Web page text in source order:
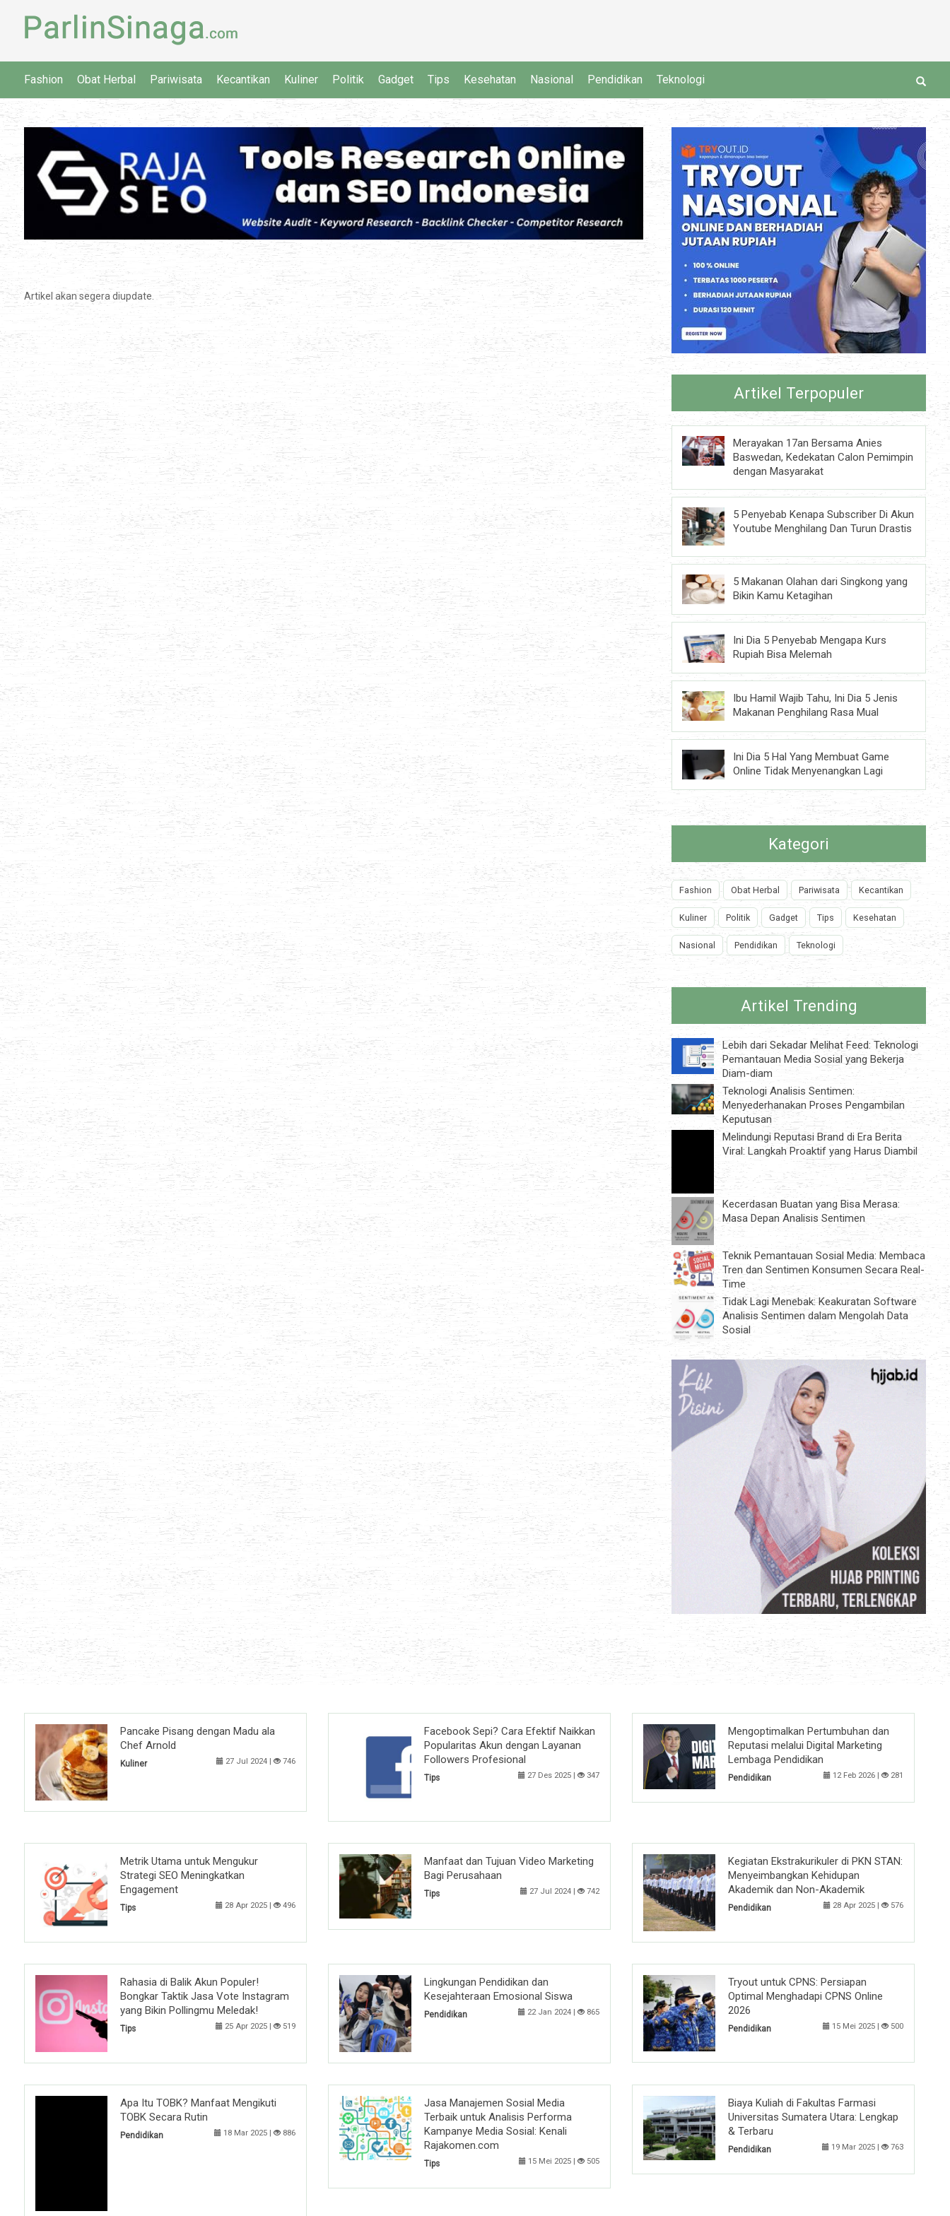
Fashion Obat Herbal Pariwisata Kecantikan Kuliner Politik Gadget Tips Kesehatan Nasional Pendidikan Teknologi
Artikel akan segera diupdate.
Artikel Terpopuler
Merayakan 17an Bersama Anies
Baswedan, Kedekatan Calon Pemimpin
dengan Masyarakat
5 Penyebab Kenapa Subscriber Di Akun
Youtube Menghilang Dan Turun Drastis
5 Makanan Olahan dari Singkong yang
Bikin Kamu Ketagihan
Ini Dia 5 Penyebab Mengapa Kurs
Rupiah Bisa Melemah
Ibu Hamil Wajib Tahu, Ini Dia 5 Jenis
Makanan Penghilang Rasa Mual
Ini Dia 5 Hal Yang Membuat Game
Online Tidak Menyenangkan Lagi
Kategori
Fashion Obat Herbal Pariwisata Kecantikan
Kuliner Politik Gadget Tips Kesehatan
Nasional Pendidikan Teknologi
Artikel Trending
Lebih dari Sekadar Melihat Feed: Teknologi
Pemantauan Media Sosial yang Bekerja
Diam-diam
Teknologi Analisis Sentimen:
Menyederhanakan Proses Pengambilan
Keputusan
Melindungi Reputasi Brand di Era Berita
Viral: Langkah Proaktif yang Harus Diambil
Kecerdasan Buatan yang Bisa Merasa:
Masa Depan Analisis Sentimen
Teknik Pemantauan Sosial Media: Membaca
Tren dan Sentimen Konsumen Secara Real-
Time
Tidak Lagi Menebak: Keakuratan Software
Analisis Sentimen dalam Mengolah Data
Sosial
Pancake Pisang dengan Madu ala
Chef Arnold
Kuliner 27 Jul 2024 | 746
Facebook Sepi? Cara Efektif Naikkan
Popularitas Akun dengan Layanan
Followers Profesional
Tips 27 Des 2025 | 347
Mengoptimalkan Pertumbuhan dan
Reputasi melalui Digital Marketing
Lembaga Pendidikan
Pendidikan 12 Feb 2026 | 281
Metrik Utama untuk Mengukur
Strategi SEO Meningkatkan
Engagement
Tips 28 Apr 2025 | 496
Manfaat dan Tujuan Video Marketing
Bagi Perusahaan
Tips 27 Jul 2024 | 742
Kegiatan Ekstrakurikuler di PKN STAN:
Menyeimbangkan Kehidupan
Akademik dan Non-Akademik
Pendidikan 28 Apr 2025 | 576
Rahasia di Balik Akun Populer!
Bongkar Taktik Jasa Vote Instagram
yang Bikin Pollingmu Meledak!
Tips 25 Apr 2025 | 519
Lingkungan Pendidikan dan
Kesejahteraan Emosional Siswa
Pendidikan 22 Jan 2024 | 865
Tryout untuk CPNS: Persiapan
Optimal Menghadapi CPNS Online
2026
Pendidikan 15 Mei 2025 | 500
Apa Itu TOBK? Manfaat Mengikuti
TOBK Secara Rutin
Pendidikan 18 Mar 2025 | 886
Jasa Manajemen Sosial Media
Terbaik untuk Analisis Performa
Kampanye Media Sosial: Kenali
Rajakomen.com
Tips 15 Mei 2025 | 505
Biaya Kuliah di Fakultas Farmasi
Universitas Sumatera Utara: Lengkap
& Terbaru
Pendidikan 19 Mar 2025 | 763